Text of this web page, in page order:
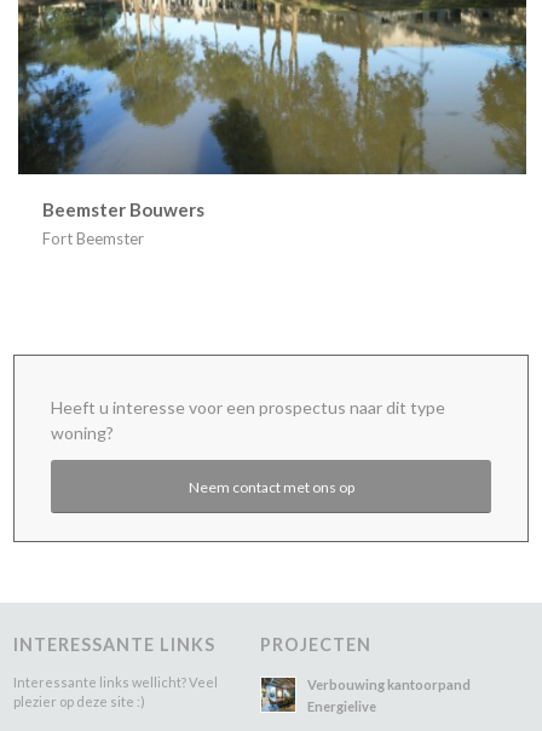
Beemster Bouwers
Fort Beemster
Heeft u interesse voor een prospectus naar dit type
woning?
Neem contact met ons op
INTERESSANTE LINKS
Interessante links wellicht? Veel
plezier op deze site :)
PROJECTEN
Verbouwing kantoorpand
Energielive